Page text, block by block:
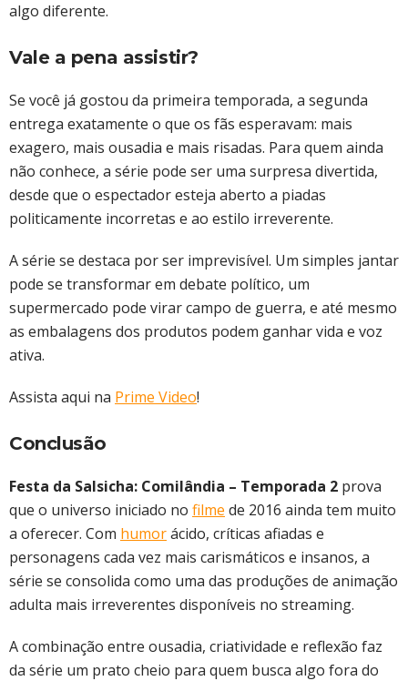
algo diferente.
Vale a pena assistir?
Se você já gostou da primeira temporada, a segunda
entrega exatamente o que os fãs esperavam: mais
exagero, mais ousadia e mais risadas. Para quem ainda
não conhece, a série pode ser uma surpresa divertida,
desde que o espectador esteja aberto a piadas
politicamente incorretas e ao estilo irreverente.
A série se destaca por ser imprevisível. Um simples jantar
pode se transformar em debate político, um
supermercado pode virar campo de guerra, e até mesmo
as embalagens dos produtos podem ganhar vida e voz
ativa.
Assista aqui na Prime Video!
Conclusão
Festa da Salsicha: Comilândia – Temporada 2 prova
que o universo iniciado no filme de 2016 ainda tem muito
a oferecer. Com humorácido, críticas afiadas e
personagens cada vez mais carismáticos e insanos, a
série se consolida como uma das produções de animação
adulta mais irreverentes disponíveis no streaming.
A combinação entre ousadia, criatividade e reflexão faz
da série um prato cheio para quem busca algo fora do